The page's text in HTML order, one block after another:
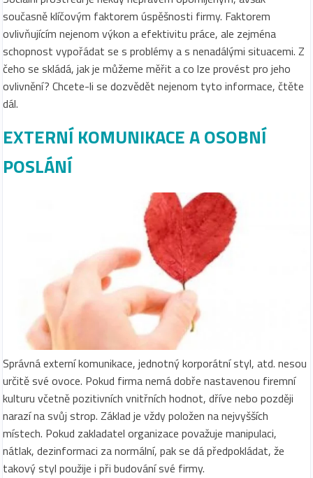
současně klíčovým faktorem úspěšnosti firmy. Faktorem
ovlivňujícím nejenom výkon a efektivitu práce, ale zejména
schopnost vypořádat se s problémy a s nenadálými situacemi. Z
čeho se skládá, jak je můžeme měřit a co lze provést pro jeho
ovlivnění? Chcete-li se dozvědět nejenom tyto informace, čtěte
dál.
EXTERNÍ KOMUNIKACE A OSOBNÍ
POSLÁNÍ
Správná externí komunikace, jednotný korporátní styl, atd. nesou
určitě své ovoce. Pokud firma nemá dobře nastavenou firemní
kulturu včetně pozitivních vnitřních hodnot, dříve nebo později
narazí na svůj strop. Základ je vždy položen na nejvyšších
místech. Pokud zakladatel organizace považuje manipulaci,
nátlak, dezinformaci za normální, pak se dá předpokládat, že
takový styl použije i při budování své firmy.